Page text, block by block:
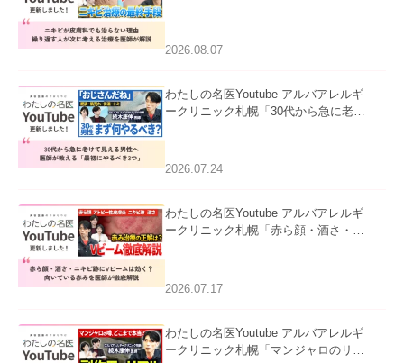
ました。
2026.08.07
わたしの名医Youtube アルバアレルギ
ークリニック札幌「30代から急に老け
た。
2026.07.24
わたしの名医Youtube アルバアレルギ
ークリニック札幌「赤ら顔・酒さ・ニ
ました。
2026.07.17
わたしの名医Youtube アルバアレルギ
ークリニック札幌「マンジャロのリア